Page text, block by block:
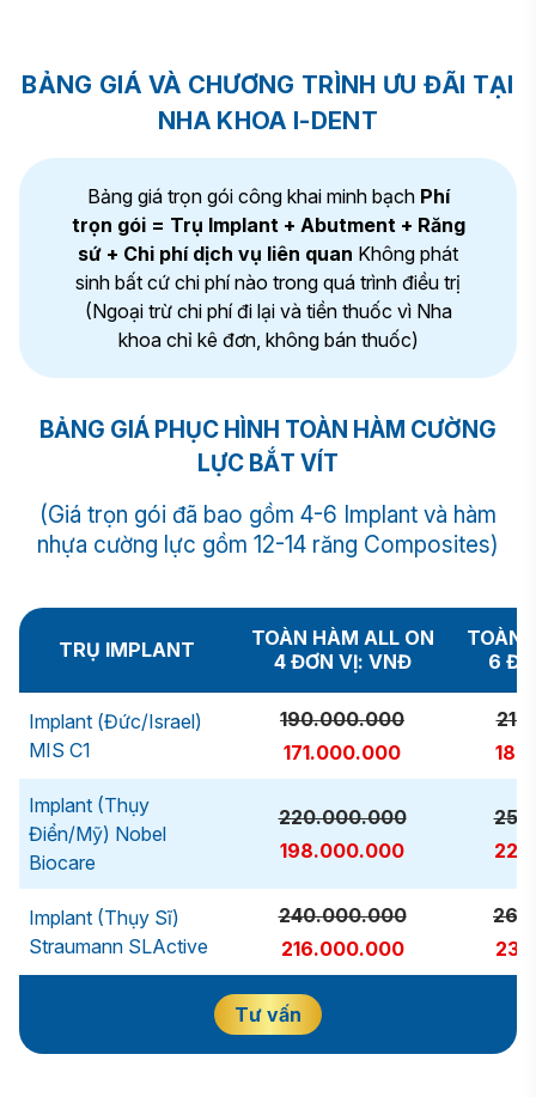
BẢNG GIÁ VÀ CHƯƠNG TRÌNH ƯU ĐÃI TẠI
NHA KHOA I-DENT
Bảng giá trọn gói công khai minh bạch Phí
trọn gói = Trụ Implant + Abutment + Răng
sứ + Chi phí dịch vụ liên quan Không phát
sinh bất cứ chi phí nào trong quá trình điều trị
(Ngoại trừ chi phí đi lại và tiền thuốc vì Nha
khoa chỉ kê đơn, không bán thuốc)
BẢNG GIÁ PHỤC HÌNH TOÀN HÀM CƯỜNG
LỰC BẮT VÍT
(Giá trọn gói đã bao gồm 4-6 Implant và hàm
nhựa cường lực gồm 12-14 răng Composites)
TRỤ IMPLANT
TOÀN HÀM ALL ON
4 ĐƠN VỊ: VNĐ
TOÀN
6
Implant (Đức/Israel)
MIS C1
190.000.000
171.000.000
Implant (Thụy
Điển/Mỹ) Nobel
Biocare
220.000.000
198.000.000
Implant (Thụy Sĩ)
Straumann SLActive
240.000.000
216.000.000
Tư vấn